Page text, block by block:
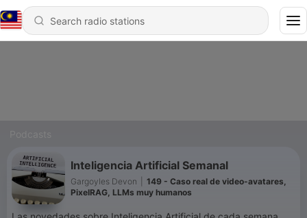
Inteligencia Artificial Semanal
Gargoyles Devon
149 - Caso real de video-avatares,
PixelRAG, LLMs muy humanos